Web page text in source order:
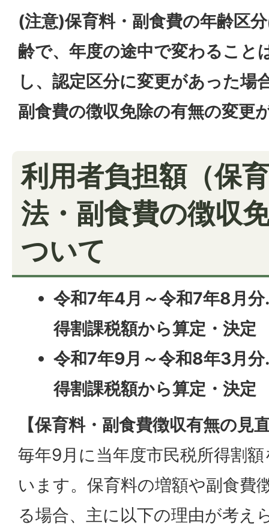
(注意)保育料・副食費の年齢区
齢で、年度の途中で変わること
し、認定区分に変更があった場
副食費の徴収免除の有無の変更
利用者負担額（保
法・副食費の徴収
ついて
令和7年4月～令和7年8月
得割課税額から算定・決定
令和7年9月～令和8年3月
得割課税額から算定・決定
【保育料・副食費徴収有無の見
毎年9月に当年度市民税所得割
います。保育料の増額や副食費
る場合、主に以下の理由が考え